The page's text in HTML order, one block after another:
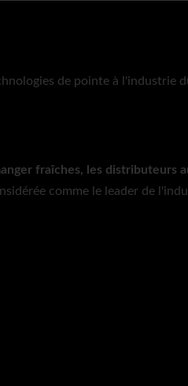
de pointe à l'industrie
fraîches, les distributeurs
comme le leader de